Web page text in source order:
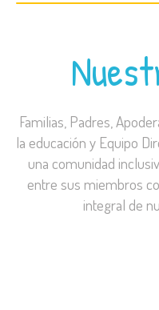
Familias, Padres,
la educación y Equipo
una comunidad
entre sus miembros
integral de